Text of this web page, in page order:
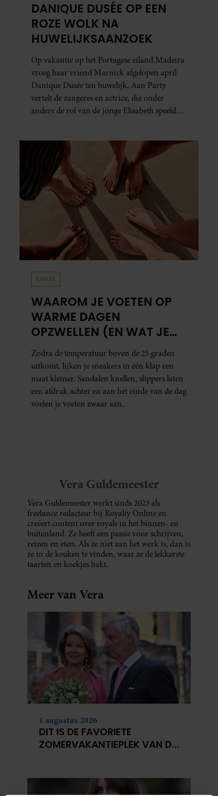
DANIQUE DUSÉE OP EEN
ROZE WOLK NA
HUWELIJKSAANZOEK
Op vakantie op het Portugese eiland Madeira
vroeg haar vriend Marnick afgelopen april
Danique Dusée ten huwelijk. Aan Party
vertelt de zangeres en actrice, die onder
andere de rol van de jonge Elisabeth speelde
SANTE
WAAROM JE VOETEN OP
WARME DAGEN
OPZWELLEN (EN WAT JE
ERAAN KUNT DOEN)
Zodra de temperatuur boven de 25 graden
uitkomt, lijken je sneakers in één klap een
maat kleiner. Sandalen knellen, slippers laten
een afdruk achter en aan het einde van de dag
voelen je voeten zwaar aan.
Vera Guldemeester
Vera Guldemeester werkt sinds 2023 als
freelance redacteur bij Royalty Online en
creëert content over royals in het binnen- en
buitenland. Ze heeft een passie voor schrijven,
reizen en eten. Als ze niet aan het werk is, dan is
ze in de keuken te vinden, waar ze de lekkerste
taarten en koekjes bakt.
Meer van Vera
1 augustus 2026
DIT IS DE FAVORIETE
ZOMERVAKANTIEPLEK VAN DE